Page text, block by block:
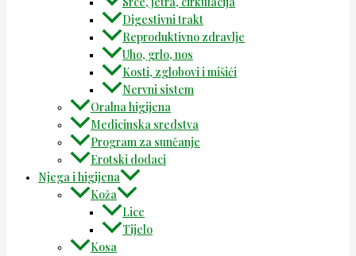
Digestivni trakt
Reproduktivno zdravlje
Uho, grlo, nos
Kosti, zglobovi i mišići
Nervni sistem
Oralna higijena
Medicinska sredstva
Program za sunčanje
Erotski dodaci
Njega i higijena
Koža
Lice
Tijelo
Kosa